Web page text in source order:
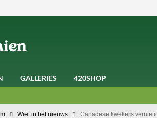
GALLERIES
420SHOP
Wiet in het nieuws Canadese kwekers